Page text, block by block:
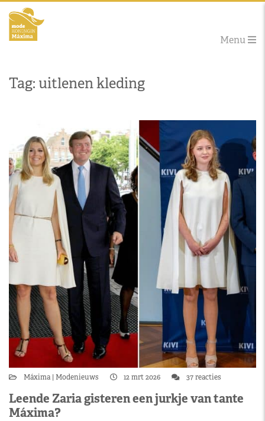
Menu
Tag: uitlenen kleding
Máxima Modenieuws 12 mrt 2026 37 reacties
Leende Zaria gisteren een jurkje van tante
Máxima?